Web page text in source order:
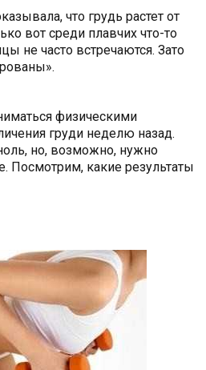
что грудь растет от
вот среди плавчих что-то
не часто встречаются. Зато
физическими
груди неделю назад.
но, возможно, нужно
Посмотрим, какие результаты